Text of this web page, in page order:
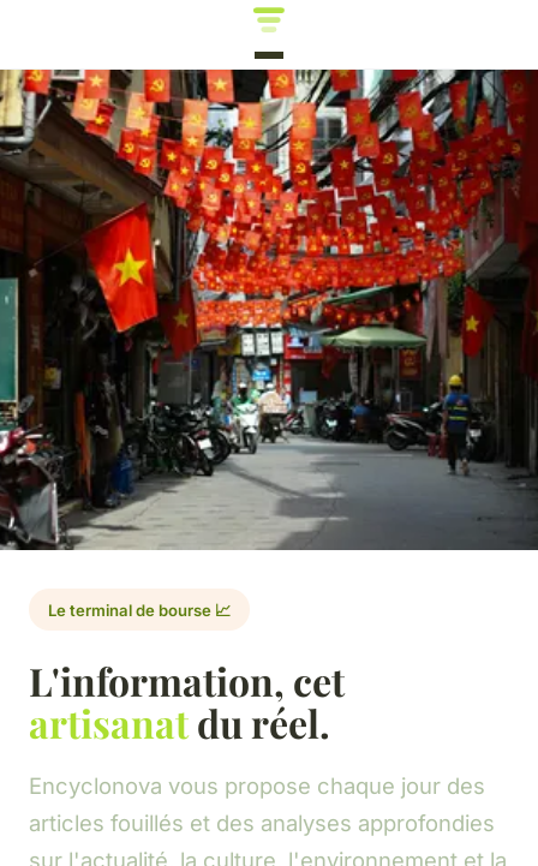
Le terminal de bourse 📈
L'information, cet
artisanatdu réel.
Encyclonova vous propose chaque jour des
articles fouillés et des analyses approfondies
sur l'actualité, la culture, l'environnement et la